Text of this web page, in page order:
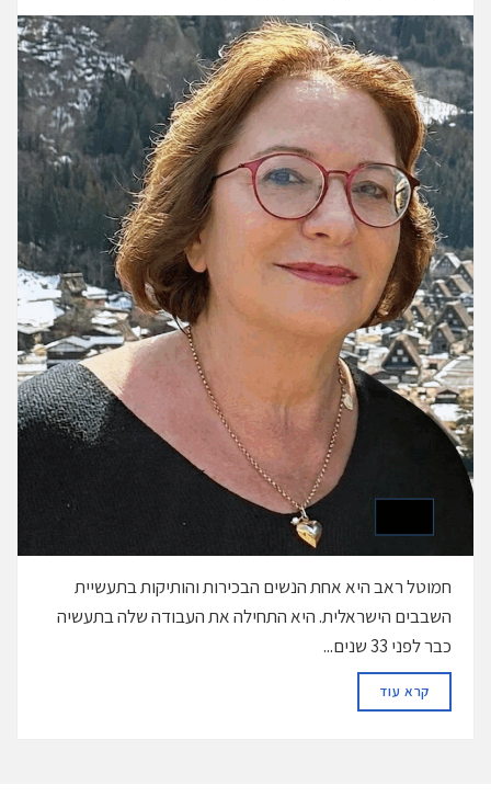
חמוטל ראב היא אחת הנשים הבכירות והותיקות בתעשיית
השבבים הישראלית. היא התחילה את העבודה שלה בתעשיה
כבר לפני 33 שנים...
קרא עודDETAILS